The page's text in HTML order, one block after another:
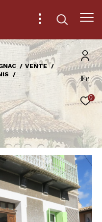
Fr
0
VENTE
à vos